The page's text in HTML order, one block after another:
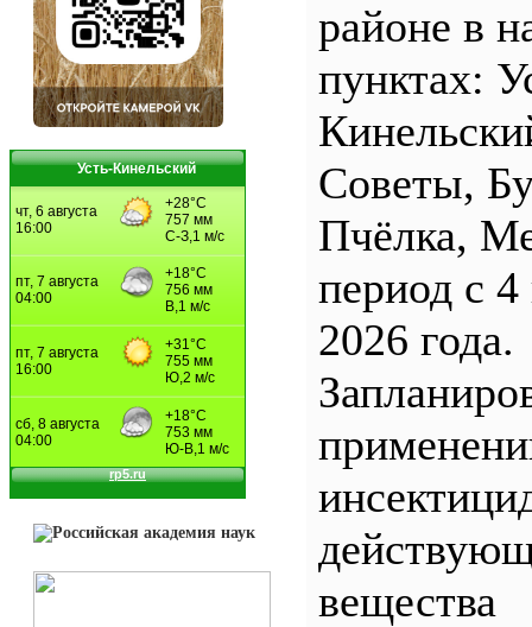
Усть-Кинельский
районе в
пунктах:
Советы,
Пчёлка,
период с 4
2026 года.
вещества